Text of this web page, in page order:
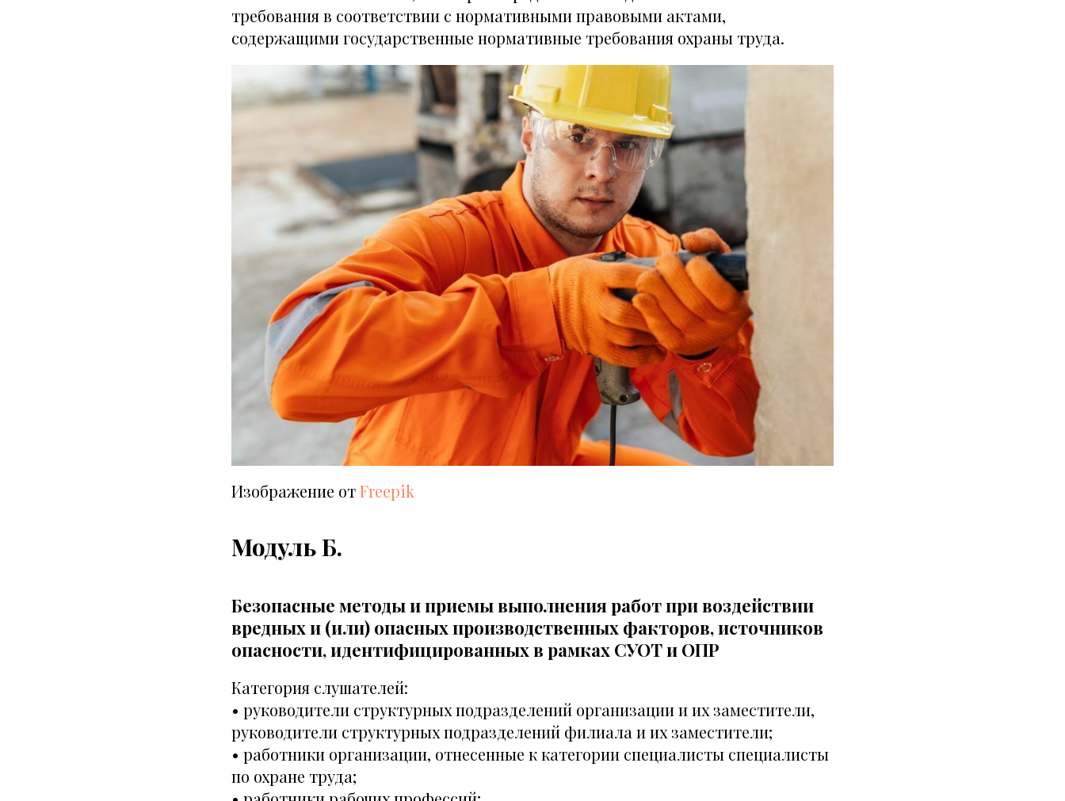
требования в соответствии с нормативными правовыми актами,
содержащими государственные нормативные требования охраны труда.
Изображение отFreepik
Модуль Б.
Безопасные методы и приемы выполнения работ при воздействии
вредных и (или) опасных производственных факторов, источников
опасности, идентифицированных в рамках СУОТ и ОПР
Категория слушателей:
• руководители структурных подразделений организации и их заместители,
руководители структурных подразделений филиала и их заместители;
• работники организации, отнесенные к категории специалисты специалисты
по охране труда;